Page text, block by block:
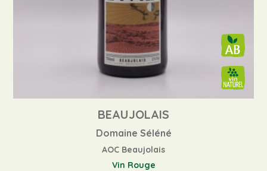
BEAUJOLAIS
Domaine Séléné
AOC Beaujolais
Vin Rouge